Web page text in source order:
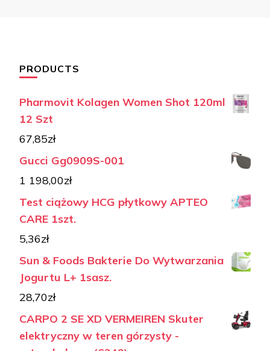
PRODUCTS
Pharmovit Kolagen Women Shot 120ml
12 Szt
67,85zł
Gucci Gg0909S-001
1 198,00zł
Test ciążowy HCG płytkowy APTEO
CARE 1szt.
5,36zł
Sun & Foods Bakterie Do Wytwarzania
Jogurtu L+ 1sasz.
28,70zł
CARPO 2 SE XD VERMEIREN Skuter
elektryczny w teren górzysty -